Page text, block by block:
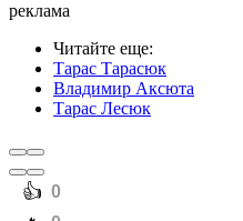
реклама
Читайте еще:
Тарас Тарасюк
Владимир Аксюта
Тарас Лесюк
️👍 0